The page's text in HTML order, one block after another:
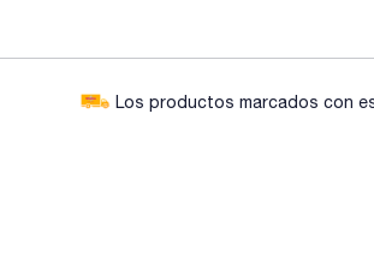
Los productos marcados con